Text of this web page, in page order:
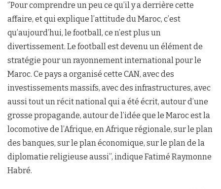
‘’Pour comprendre un peu ce qu’il y a derrière cette
affaire, et qui explique l’attitude du Maroc, c’est
qu’aujourd’hui, le football, ce n’est plus un
divertissement. Le football est devenu un élément de
stratégie pour un rayonnement international pour le
Maroc. Ce pays a organisé cette CAN, avec des
investissements massifs, avec des infrastructures, avec
aussi tout un récit national qui a été écrit, autour d’une
grosse propagande, autour de l’idée que le Maroc est la
locomotive de l’Afrique, en Afrique régionale, sur le plan
des banques, sur le plan économique, sur le plan de la
diplomatie religieuse aussi’’, indique Fatimé Raymonne
Habré.